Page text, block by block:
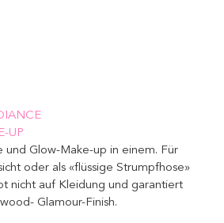
UP
und Glow-Make-up in einem. Für
oder als «flüssige Strumpfhose»
nicht auf Kleidung und garantiert
Glamour-Finish.